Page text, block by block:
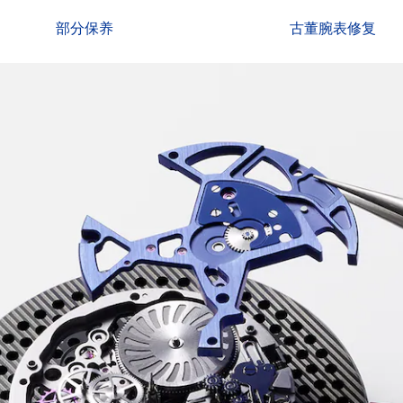
部分保养 古董腕表修复